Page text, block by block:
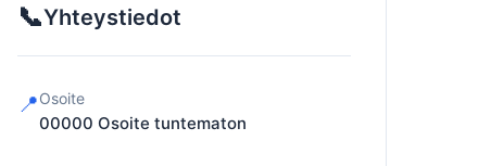
📞Yhteystiedot
📍Osoite
00000 Osoite tuntematon